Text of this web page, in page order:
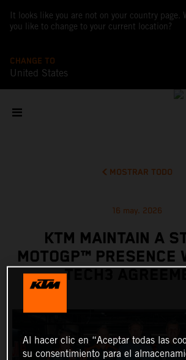
It looks like you are not on your country page.
you like to change to your current location?
CHANGE TO
United States
MOSTRAR TODO
16 may. 2026
KTM MAINTAIN A
MOTOGP™ PRESENCE
TECH3
Al hacer clic en “Aceptar todas las
su consentimiento para el